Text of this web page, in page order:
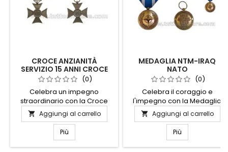
CROCE ANZIANITÀ
SERVIZIO 15 ANNI CROCE
ROSSA ITALIANA
(0)
Celebra un impegno
straordinario con la Croce
Anzianità Servizio 15 Anni
della Croce Rossa Italiana.
Questa prestigiosa
onorificenza è un simbolo di
dedizione e servizio
 Aggiungi al carrello
Più
MEDAGLIA NTM-IRAQ
NATO
(0)
Celebra il coraggio e
l'impegno con la Medaglia
NTM-Iraq Nato, un simbolo di
dedizione e servizio.
Realizzata con materiali di
alta qualità, questa medaglia
rappresenta l'onore e la
 Aggiungi al carrello
Più